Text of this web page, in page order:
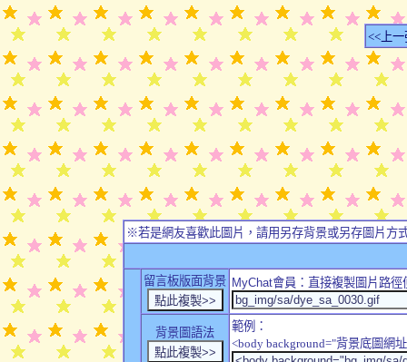
<<上一
※若是網友喜歡此圖片，請用另存背景或另存圖片方
留言板版面背景 MyChat會員：直接複製圖片路
背景圖語法
範例：
<body background="背景底圖網